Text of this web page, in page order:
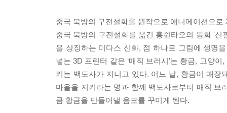
중국 북방의 구전설화를 원작으로 애니메이션으로
중국 북방의 구전설화를 옮긴 홍쉰타오의 동화 '
을 상징하는 미다스 신화, 점 하나로 그림에 생명
넣는 3D 프린터 같은 ‘매직 브러시’는 황금, 고양
키는 백도사가 지니고 있다. 어느 날, 황금이 매
마을을 지키라는 명과 함께 백도사로부터 매직
큼 황금을 만들어낼 음모를 꾸미게 된다.